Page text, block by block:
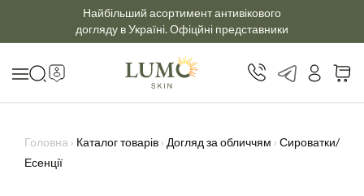
Найбільший асортимент антивікового
догляду в Україні. Офіцйні представники
Головна › Каталог товарів › Догляд за обличчям › Сироватки/
Есенції